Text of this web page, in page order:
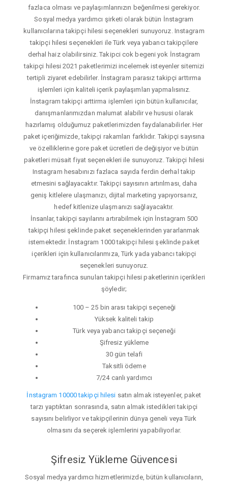
fazlaca olması ve paylaşımlarınızın beğenilmesi gerekiyor.
Sosyal medya yardımcı şirketi olarak bütün İnstagram
kullanıcılarına takipçi hilesi seçenekleri sunuyoruz. Instagram
takipçi hilesi seçenekleri ile Türk veya yabancı takipçilere
derhal haiz olabilirsiniz. Takipci cok begeni yok İnstagram
takipçi hilesi 2021 paketlerimizi incelemek isteyenler sitemizi
tertipli ziyaret edebilirler. İnstagram parasız takipçi arttırma
işlemleri için kaliteli içerik paylaşımları yapmalısınız.
İnstagram takipçi arttirma işlemleri için bütün kullanıcılar,
danışmanlarımızdan malumat alabilir ve hususi olarak
hazırlamış olduğumuz paketlerimizden faydalanabilirler. Her
paket içeriğimizde, takipçi rakamları farklıdır. Takipçi sayısına
ve özelliklerine gore paket ücretleri de değişiyor ve bütün
paketleri müsait fiyat seçenekleri ile sunuyoruz. Takipçi hilesi
Instagram hesabınızı fazlaca sayıda ferdin derhal takip
etmesini sağlayacaktır. Takipçi sayısının artırılması, daha
geniş kitlelere ulaşmanızı, dijital marketing yapıyorsanız,
hedef kitlenize ulaşmanızı sağlayacaktır.
İnsanlar, takipçi sayılarını artırabilmek için İnstagram 500
takipçi hilesi şeklinde paket seçeneklerinden yararlanmak
istemektedir. İnstagram 1000 takipçi hilesi şeklinde paket
içerikleri için kullanıcılarımıza, Türk yada yabancı takipçi
seçenekleri sunuyoruz.
Firmamız tarafınca sunulan takipçi hilesi paketlerinin içerikleri
şöyledir;
100 – 25 bin arası takipçi seçeneği
Yüksek kaliteli takip
Türk veya yabancı takipçi seçeneği
Şifresiz yükleme
30 gün telafi
Taksitli ödeme
7/24 canlı yardımcı
İnstagram 10000 takipçi hilesi satın almak isteyenler, paket
tarzı yaptıktan sonrasında, satın almak istedikleri takipçi
sayısını belirliyor ve takipçilerinin dünya geneli veya Türk
olmasını da seçerek işlemlerini yapabiliyorlar.
Şifresiz Yükleme Güvencesi
Sosyal medya yardımcı hizmetlerimizde, bütün kullanıcıların,